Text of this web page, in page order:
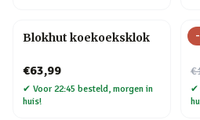
Blokhut koekoeksklok
€63,99
✔ Voor 22:45 besteld, morgen in
huis!
-
✔